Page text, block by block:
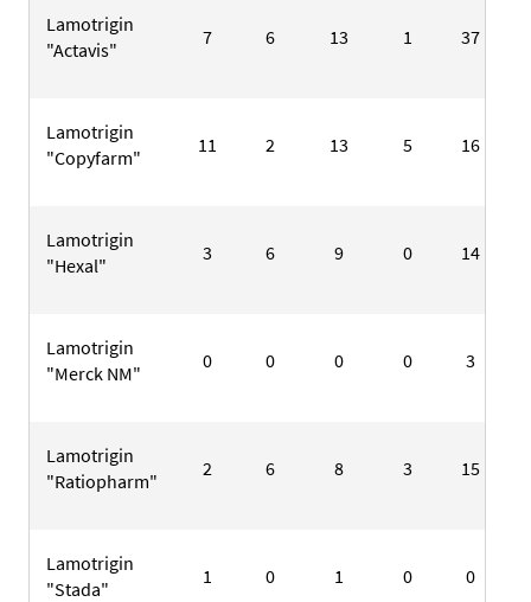
Lamotrigin
"Actavis"
7 6 13 1 37
Lamotrigin
"Copyfarm"
11 2 13 5 16
Lamotrigin
"Hexal"
3 6 9 0 14
Lamotrigin
"Merck NM"
0 0 0 0 3
Lamotrigin
"Ratiopharm"
2 6 8 3 15
Lamotrigin
"Stada"
1 0 1 0 0